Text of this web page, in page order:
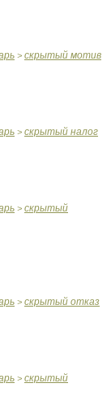
> скрытый мотив
> скрытый налог
> скрытый
> скрытый отказ
> скрытый